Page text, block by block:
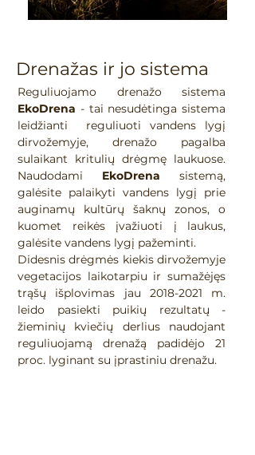
Drenažas ir jo sistema
Reguliuojamo drenažo sistema
EkoDrena - tai nesudėtinga sistema
leidžianti reguliuoti vandens lygį
dirvožemyje, drenažo pagalba
sulaikant kritulių drėgmę laukuose.
Naudodami EkoDrena sistemą,
galėsite palaikyti vandens lygį prie
auginamų kultūrų šaknų zonos, o
kuomet reikės įvažiuoti į laukus,
galėsite vandens lygį pažeminti.
Didesnis drėgmės kiekis dirvožemyje
vegetacijos laikotarpiu ir sumažėjęs
trąšų išplovimas jau 2018-2021 m.
leido pasiekti puikių rezultatų -
žieminių kviečių derlius naudojant
reguliuojamą drenažą padidėjo 21
proc. lyginant su įprastiniu drenažu.